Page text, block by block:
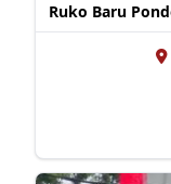
Ruko Baru